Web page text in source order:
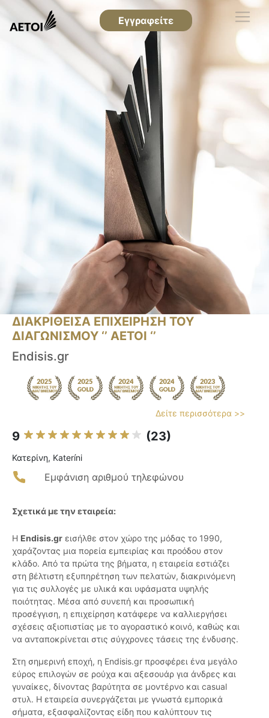
Εγγραφείτε
ΔΙΑΚΡΙΘΕΙΣΑ ΕΠΙΧΕΙΡΗΣΗ ΤΟΥ
ΔΙΑΓΩΝΙΣΜΟΥ ‘’ ΑΕΤΟΙ ‘’
Endisis.gr
Δείτε περισσότερα >>
9 (23)
Κατερίνη, Kateríni
Εμφάνιση αριθμού τηλεφώνου
Σχετικά με την εταιρεία:
Η Endisis.gr εισήλθε στον χώρο της μόδας το 1990,
χαράζοντας μια πορεία εμπειρίας και προόδου στον
κλάδο. Από τα πρώτα της βήματα, η εταιρεία εστιάζει
στη βέλτιστη εξυπηρέτηση των πελατών, διακρινόμενη
για τις συλλογές με υλικά και υφάσματα υψηλής
ποιότητας. Μέσα από συνεπή και προσωπική
προσέγγιση, η επιχείρηση κατάφερε να καλλιεργήσει
σχέσεις αξιοπιστίας με το αγοραστικό κοινό, καθώς και
να ανταποκρίνεται στις σύγχρονες τάσεις της ένδυσης.
Στη σημερινή εποχή, η Endisis.gr προσφέρει ένα μεγάλο
εύρος επιλογών σε ρούχα και αξεσουάρ για άνδρες και
γυναίκες, δίνοντας βαρύτητα σε μοντέρνο και casual
στυλ. Η εταιρεία συνεργάζεται με γνωστά εμπορικά
σήματα, εξασφαλίζοντας είδη που καλύπτουν τις